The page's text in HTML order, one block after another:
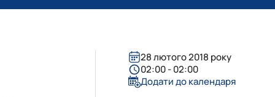
рівності у …
28 лютого 2018 року
02:00 - 02:00
Додати до календаря